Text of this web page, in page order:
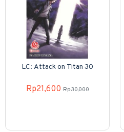
LC: Attack on Titan 30
Rp21,600 Rp30,000